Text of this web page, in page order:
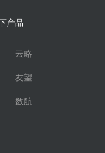
产品
云略
友望
数航